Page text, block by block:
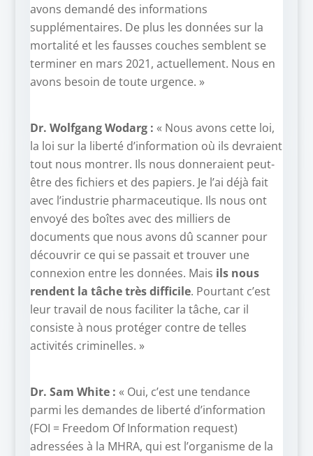
avons demandé des informations
supplémentaires. De plus les données sur la
mortalité et les fausses couches semblent se
terminer en mars 2021, actuellement. Nous en
avons besoin de toute urgence. »
Dr. Wolfgang Wodarg : « Nous avons cette loi,
la loi sur la liberté d’information où ils devraient
tout nous montrer. Ils nous donneraient peut-
être des fichiers et des papiers. Je l’ai déjà fait
avec l’industrie pharmaceutique. Ils nous ont
envoyé des boîtes avec des milliers de
documents que nous avons dû scanner pour
découvrir ce qui se passait et trouver une
connexion entre les données. Mais ils nous
rendent la tâche très difficile. Pourtant c’est
leur travail de nous faciliter la tâche, car il
consiste à nous protéger contre de telles
activités criminelles. »
Dr. Sam White : « Oui, c’est une tendance
parmi les demandes de liberté d’information
(FOI = Freedom Of Information request)
adressées à la MHRA, qui est l’organisme de la